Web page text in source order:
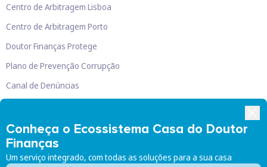
Conheça o Ecossistema Casa do Doutor
Finanças
Um serviço integrado, com todas as soluções para a sua casa
Centro de Arbitragem Lisboa
Centro de Arbitragem Porto
Doutor Finanças Protege
Plano de Prevenção Corrupção
Canal de Denúncias